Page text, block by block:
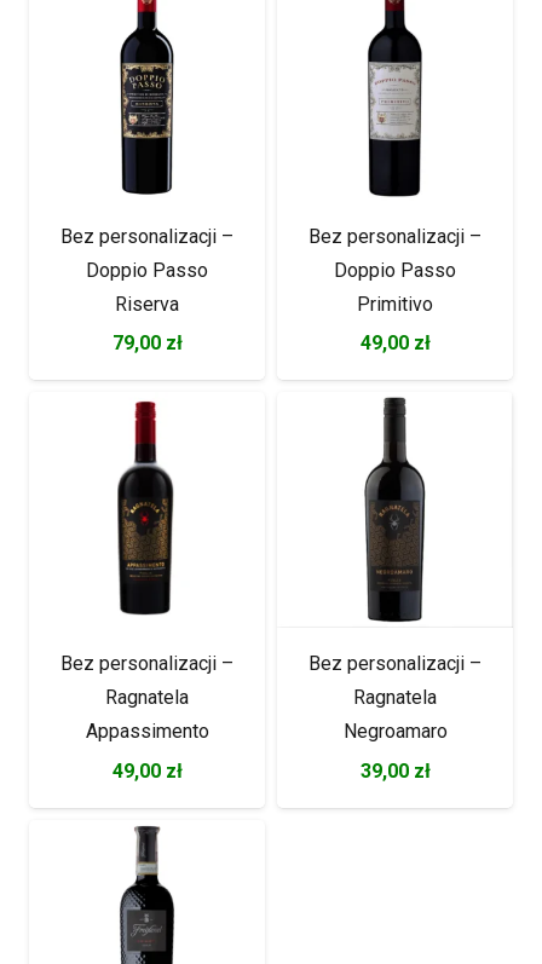
Bez personalizacji –
Doppio Passo
Riserva
79,00 zł
Bez personalizacji –
Doppio Passo
Primitivo
49,00 zł
Bez personalizacji –
Ragnatela
Appassimento
49,00 zł
Bez personalizacji –
Ragnatela
Negroamaro
39,00 zł